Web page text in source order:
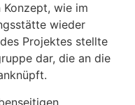
wie im
wieder
Projektes stellte
dar, die an die